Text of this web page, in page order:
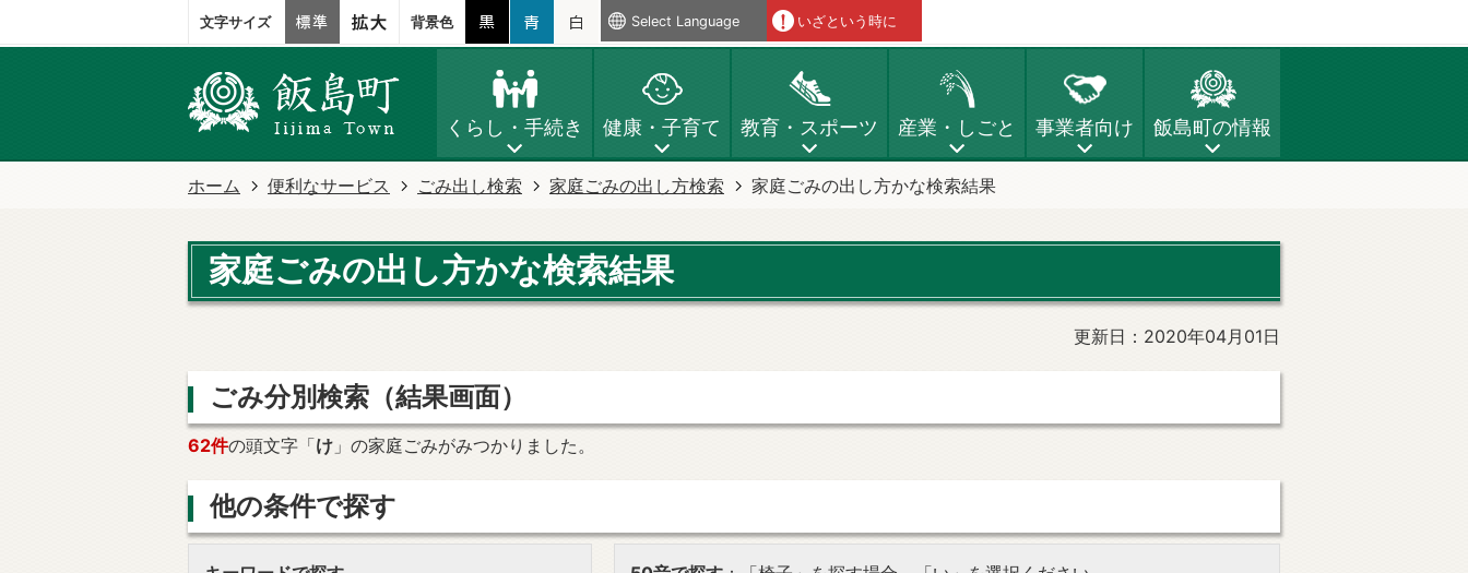
文字サイズ 背景色 Select Language いざという時に
くらし・手続き 健康・子育て 教育・スポーツ 産業・しごと 事業者向け 飯島町の情報
ホーム 便利なサービス ごみ出し検索 家庭ごみの出し方検索 家庭ごみの出し方かな検索結果
家庭ごみの出し方かな検索結果
更新日：2020年04月01日
ごみ分別検索 （結果画面）
62件の頭文字「け 」の家庭ごみがみつかりました。
他の条件で探す